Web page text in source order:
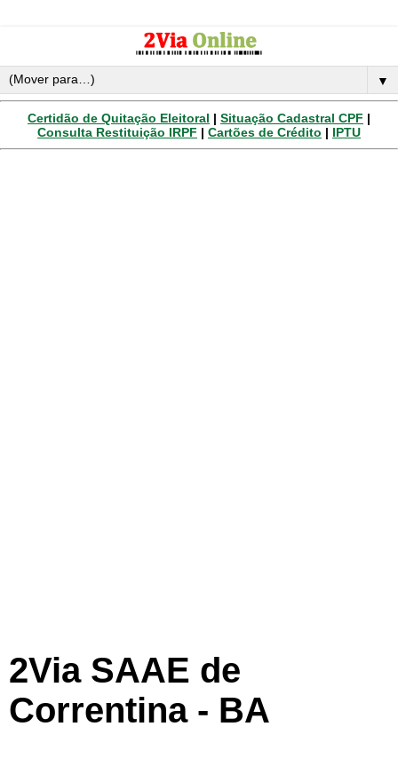
▼
Certidão de Quitação Eleitoral | Situação Cadastral CPF |
Consulta Restituição IRPF | Cartões de Crédito | IPTU
2Via SAAE de
Correntina - BA